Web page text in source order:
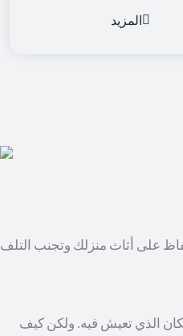
المزيد
على أثاث منزلك وتجنب التلف
الذي تعيش فيه. ولكن كيف